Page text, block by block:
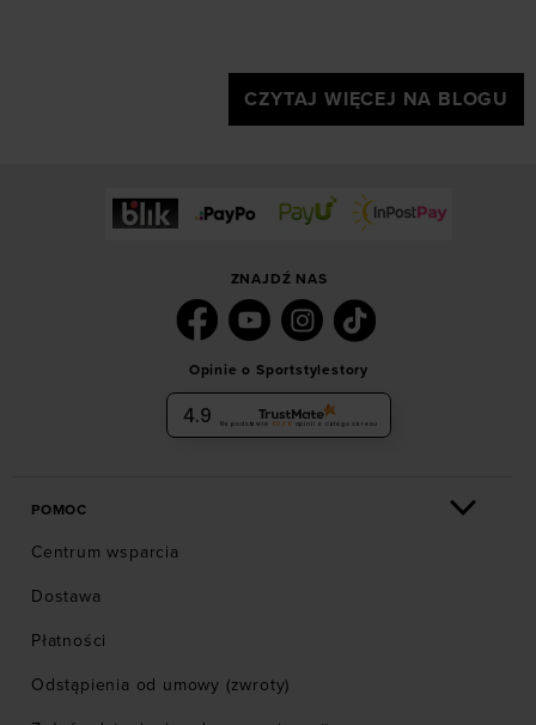
CZYTAJ WIĘCEJ NA BLOGU
ZNAJDŹ NAS
Opinie o Sportstylestory
4.9 Na podstawie 6036 opinii z całego okresu
POMOC
Centrum wsparcia
Dostawa
Płatności
Odstąpienia od umowy (zwroty)